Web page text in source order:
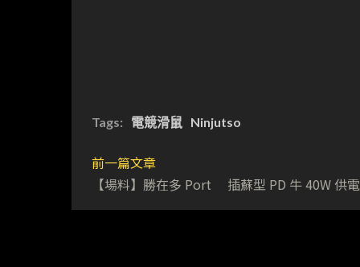
Tags: 電競滑鼠 Ninjutso
前一篇文章
【場料】勝在多 Port 插蘇型 PD 牛 40W 供電